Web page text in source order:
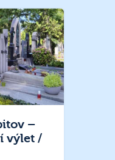
–
výlet /